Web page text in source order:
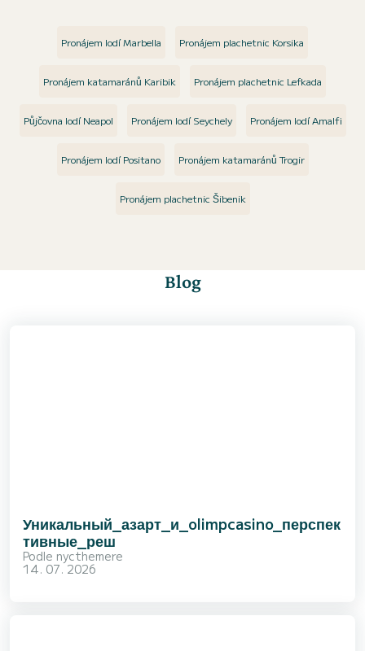
Pronájem lodí Marbella Pronájem plachetnic Korsika
Pronájem katamaránů Karibik Pronájem plachetnic Lefkada
Půjčovna lodí Neapol Pronájem lodí Seychely Pronájem lodí Amalfi
Pronájem lodí Positano Pronájem katamaránů Trogir
Pronájem plachetnic Šibenik
Blog
Уникальный_азарт_и_olimpcasino_перспек
тивные_реш
Podle nycthemere
14. 07. 2026